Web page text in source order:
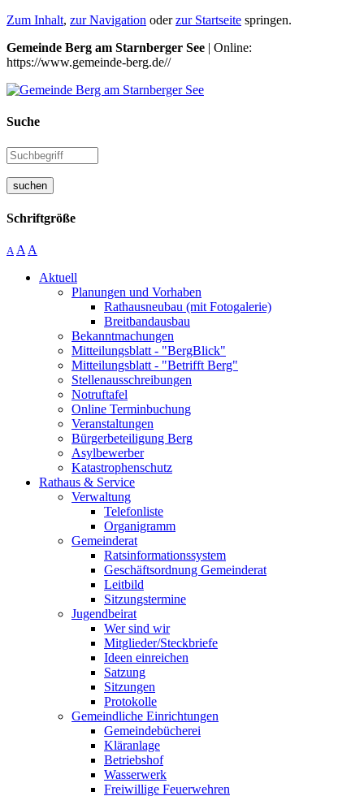
Zum Inhalt, zur Navigation oderzur Startseite springen.
Gemeinde Berg am Starnberger See | Online:
https://www.gemeinde-berg.de//
Suche
suchen
Schriftgröße
A A A
Aktuell
Planungen und Vorhaben
Rathausneubau (mit Fotogalerie)
Breitbandausbau
Bekanntmachungen
Mitteilungsblatt - "BergBlick"
Mitteilungsblatt - "Betrifft Berg"
Stellenausschreibungen
Notruftafel
Online Terminbuchung
Veranstaltungen
Bürgerbeteiligung Berg
Asylbewerber
Katastrophenschutz
Rathaus & Service
Verwaltung
Telefonliste
Organigramm
Gemeinderat
Ratsinformationssystem
Geschäftsordnung Gemeinderat
Leitbild
Sitzungstermine
Jugendbeirat
Wer sind wir
Mitglieder/Steckbriefe
Ideen einreichen
Satzung
Sitzungen
Protokolle
Gemeindliche Einrichtungen
Gemeindebücherei
Kläranlage
Betriebshof
Wasserwerk
Freiwillige Feuerwehren